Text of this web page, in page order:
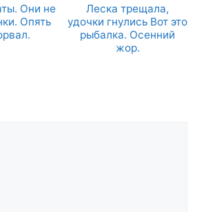
Они не
Опять
Леска трещала,
удочки гнулись Вот это
рыбалка. Осенний
жор.